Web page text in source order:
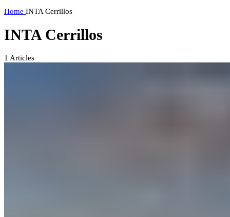
Home INTA Cerrillos
INTA Cerrillos
1 Articles